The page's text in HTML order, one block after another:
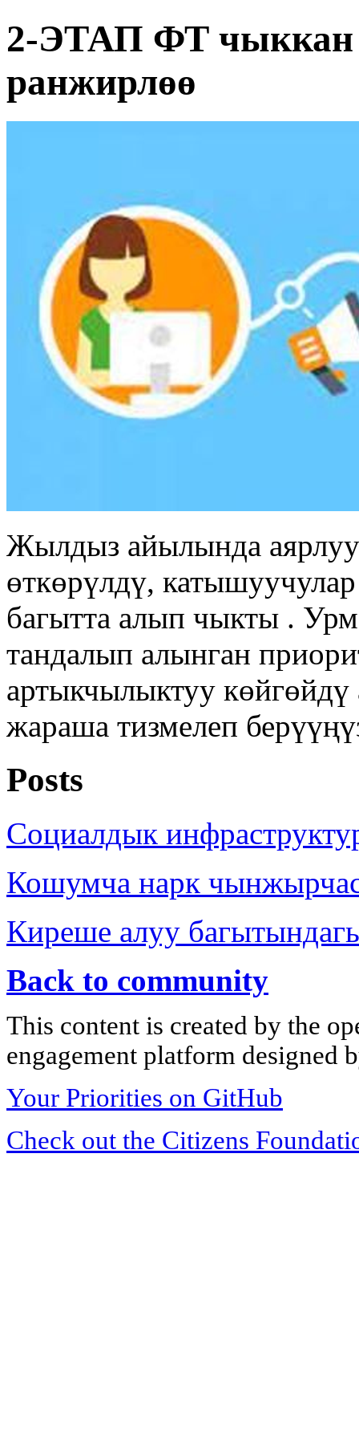
2-ЭТАП ФТ чыккан
ранжирлөө
Жылдыз айылында
өткөрүлдү,
багытта алып чыкты .
тандалып алынган
артыкчылыктуу көйгөйдү
жараша тизмелеп
Posts
Социалдык
Кошумча нарк
Киреше алуу
Back to community
This content is created by the
engagement platform designed
Your Priorities on GitHub
Check out the Citizens